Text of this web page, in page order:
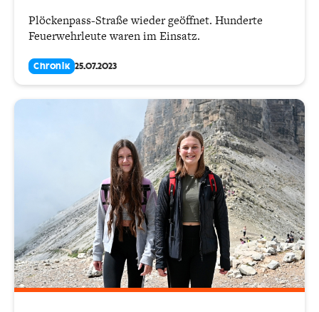
Plöckenpass-Straße wieder geöffnet. Hunderte
Feuerwehrleute waren im Einsatz.
Chronik 25.07.2023